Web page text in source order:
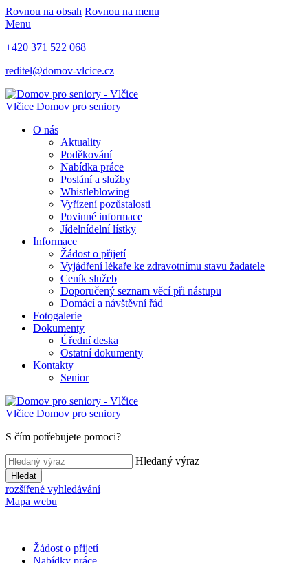
Rovnou na obsah Rovnou na menu
Menu
+420 371 522 068
reditel@domov-vlcice.cz
Vlčice Domov pro seniory
O nás
Aktuality
Poděkování
Nabídka práce
Poslání a služby
Whistleblowing
Vyřízení pozůstalosti
Povinné informace
Jídelnídelní lístky
Informace
Žádost o přijetí
Vyjádření lékaře ke zdravotnímu stavu žadatele
Ceník služeb
Doporučený seznam věcí při nástupu
Domácí a návštěvní řád
Fotogalerie
Dokumenty
Úřední deska
Ostatní dokumenty
Kontakty
Senior
Vlčice Domov pro seniory
S čím potřebujete pomoci?
Hledaný výraz
Hledat
rozšířené vyhledávání
Mapa webu
Žádost o přijetí
Nabídky práce